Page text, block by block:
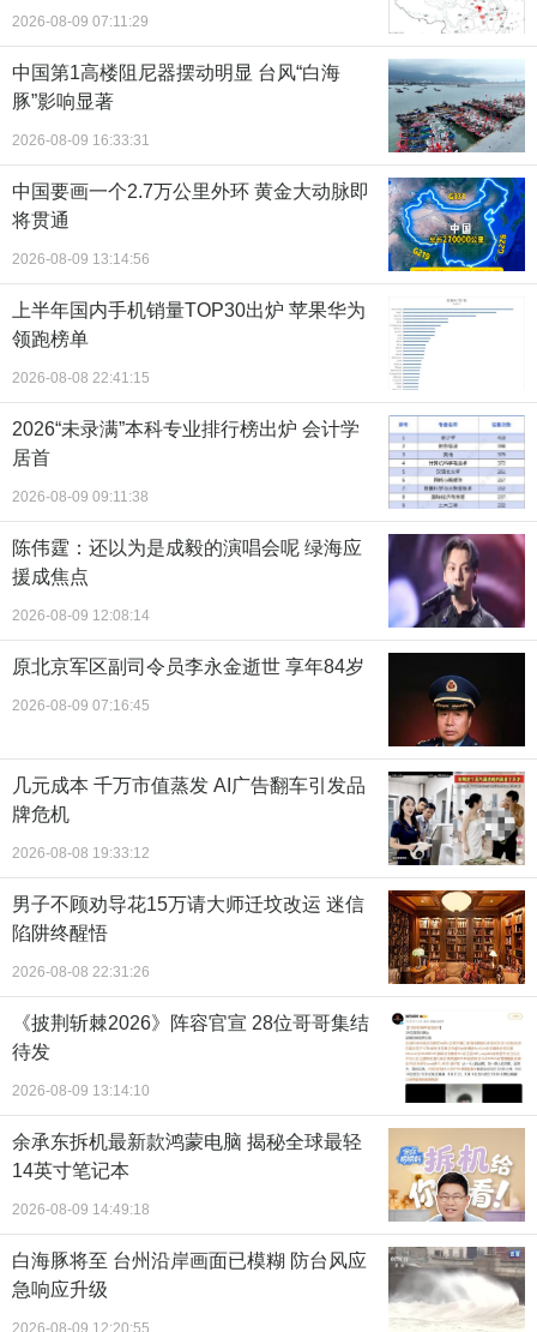
2026-08-09 07:11:29
中国第1高楼阻尼器摆动明显 台风“白海
豚”影响显著
2026-08-09 16:33:31
中国要画一个2.7万公里外环 黄金大动脉即
将贯通
2026-08-09 13:14:56
上半年国内手机销量TOP30出炉 苹果华为
领跑榜单
2026-08-08 22:41:15
2026“未录满”本科专业排行榜出炉 会计学
居首
2026-08-09 09:11:38
陈伟霆：还以为是成毅的演唱会呢 绿海应
援成焦点
2026-08-09 12:08:14
原北京军区副司令员李永金逝世 享年84岁
2026-08-09 07:16:45
几元成本 千万市值蒸发 AI广告翻车引发品
牌危机
2026-08-08 19:33:12
男子不顾劝导花15万请大师迁坟改运 迷信
陷阱终醒悟
2026-08-08 22:31:26
《披荆斩棘2026》阵容官宣 28位哥哥集结
待发
2026-08-09 13:14:10
余承东拆机最新款鸿蒙电脑 揭秘全球最轻
14英寸笔记本
2026-08-09 14:49:18
白海豚将至 台州沿岸画面已模糊 防台风应
急响应升级